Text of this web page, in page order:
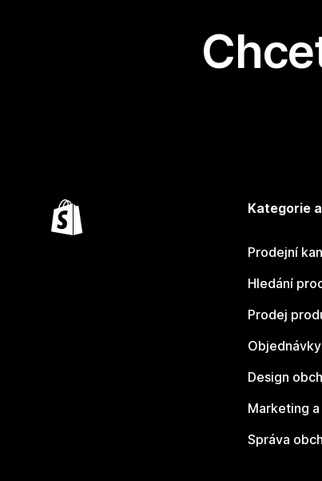
Kategorie
Prodejní
Hledání
Prodej
Design
Marketing
Správa